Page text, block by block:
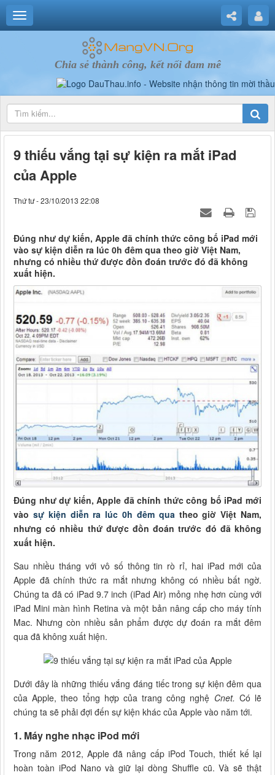
Chia sẻ thành công, kết nối đam mê
9 thiếu vắng tại sự kiện ra mắt iPad
của Apple
Thứ tư - 23/10/2013 22:08
Đúng như dự kiến, Apple đã chính thức công bố iPad mới
vào sự kiện diễn ra lúc 0h đêm qua theo giờ Việt Nam,
nhưng có nhiều thứ được đồn đoán trước đó đã không
xuất hiện.
Đúng như dự kiến, Apple đã chính thức công bố iPad mới
vào sự kiện diễn ra lúc 0h đêm qua theo giờ Việt Nam,
nhưng có nhiều thứ được đồn đoán trước đó đã không
xuất hiện.
Sau nhiều tháng với vô số thông tin rò rỉ, hai iPad mới của
Apple đã chính thức ra mắt nhưng không có nhiều bất ngờ.
Chúng ta đã có iPad 9.7 inch (iPad Air) mỏng nhẹ hơn cùng với
iPad Mini màn hình Retina và một bản nâng cấp cho máy tính
Mac. Nhưng còn nhiều sản phẩm được dự đoán ra mắt đêm
qua đã không xuất hiện.
Dưới đây là những thiếu vắng đáng tiếc trong sự kiện đêm qua
của Apple, theo tổng hợp của trang công nghệ Cnet. Có lẽ
chúng ta sẽ phải đợi đến sự kiện khác của Apple vào năm tới.
1. Máy nghe nhạc iPod mới
Trong năm 2012, Apple đã nâng cấp iPod Touch, thiết kế lại
hoàn toàn iPod Nano và giữ lại dòng Shuffle cũ. Và sẽ thật